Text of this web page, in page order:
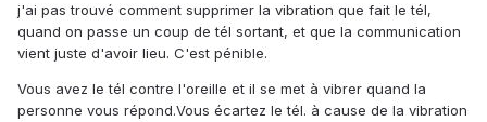
j'ai pas trouvé comment supprimer la vibration que fait le tél,
quand on passe un coup de tél sortant, et que la communication
vient juste d'avoir lieu. C'est pénible.
Vous avez le tél contre l'oreille et il se met à vibrer quand la
personne vous répond.Vous écartez le tél. à cause de la vibration